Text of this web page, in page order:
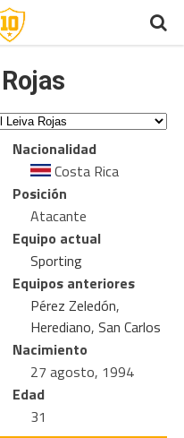
Nacionalidad
Costa Rica
Posición
Atacante
Equipo actual
Sporting
Equipos anteriores
Pérez Zeledón,
Herediano, San Carlos
Nacimiento
27 agosto, 1994
Edad
31